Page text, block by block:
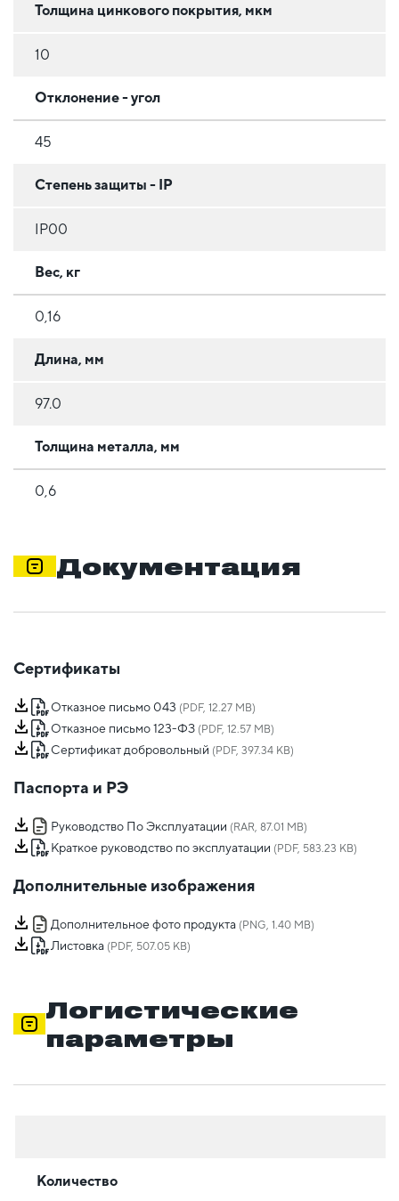
Толщина цинкового покрытия, мкм
10
Отклонение - угол
45
Степень защиты - IP
IP00
Вес, кг
0,16
Длина, мм
97.0
Толщина металла, мм
0,6
Документация
Сертификаты
Отказное письмо 043 (PDF, 12.27 MB)
Отказное письмо 123-ФЗ (PDF, 12.57 MB)
Сертификат добровольный (PDF, 397.34 KB)
Паспорта и РЭ
Руководство По Эксплуатации (RAR, 87.01 MB)
Краткое руководство по эксплуатации (PDF, 583.23 KB)
Дополнительные изображения
Дополнительное фото продукта (PNG, 1.40 MB)
Листовка (PDF, 507.05 KB)
Логистические
параметры
Количество